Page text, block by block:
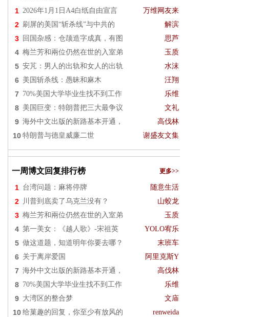
1 2026年1月1日A4白纸自由宣言 万维网友来
2 刷屏的美国“斩杀线”与中共的 解滨
3 回国杂感：仓颉造字成真，有图 思芦
4 梅兰芳和兩位仍然在世的入室弟 玉质
5 安芃：男人的出轨和女人的出轨 水沫
6 美国斩杀线：愚昧和麻木 汪翔
7 70%美国大学毕业生找不到工作 乐维
8 美国巨变：特朗普把三大最争议 文礼
9 海外中文出版的新路基本开通， 高伐林
10 特朗普与德皇威廉二世 谢盛友文集
一周博文回复排行榜 更多>>
1 台湾问题：麻将停牌 随意生活
2 川普到底卖了乌克兰没有？ 山蛟龙
3 梅兰芳和兩位仍然在世的入室弟 玉质
4 第一美女：《越人歌》-宋祖英 YOLO宥乐
5 做这道题，知道明年你要去哪？ 末班车
6 关于离岸爱国 阿里克斯Y
7 海外中文出版的新路基本开通， 高伐林
8 70%美国大学毕业生找不到工作 乐维
9 大湾区的整合梦 文庙
10 给菓趣的回复，你至少有放风的 renweida